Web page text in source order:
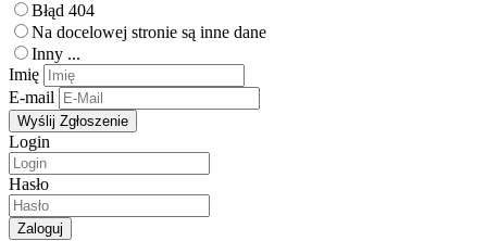
Błąd 404
Na docelowej stronie są inne dane
Inny ...
Imię
E-mail
Login
Hasło